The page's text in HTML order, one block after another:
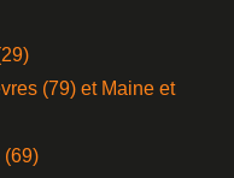
(79) et Maine et
(69)